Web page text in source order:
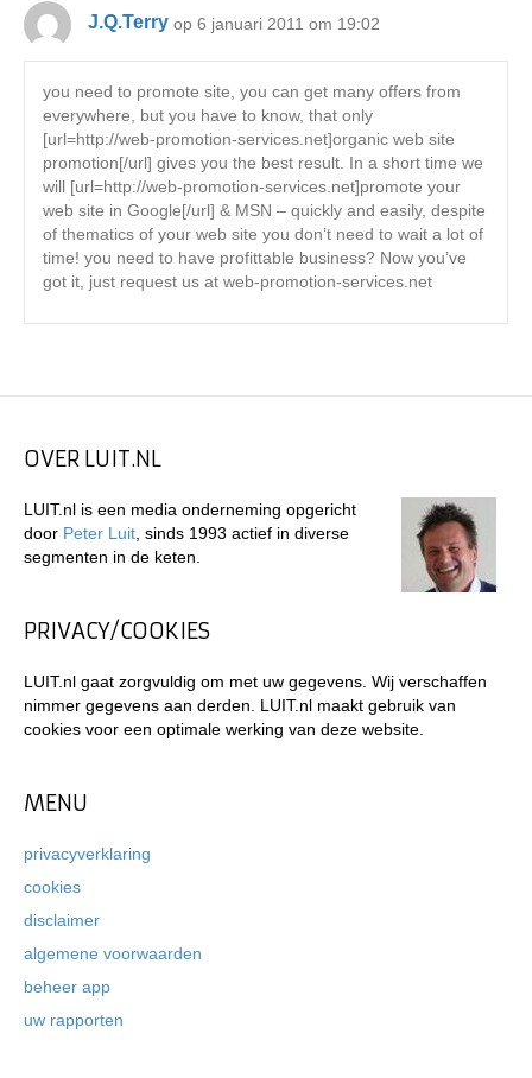
J.Q.Terry op 6 januari 2011 om 19:02
you need to promote site, you can get many offers from
everywhere, but you have to know, that only
[url=http://web-promotion-services.net]organic web site
promotion[/url] gives you the best result. In a short time we
will [url=http://web-promotion-services.net]promote your
web site in Google[/url] & MSN – quickly and easily, despite
of thematics of your web site you don’t need to wait a lot of
time! you need to have profittable business? Now you’ve
got it, just request us at web-promotion-services.net
OVER LUIT.NL
LUIT.nl is een media onderneming opgericht
door Peter Luit , sinds 1993 actief in diverse
segmenten in de keten.
PRIVACY/COOKIES
LUIT.nl gaat zorgvuldig om met uw gegevens. Wij verschaffen
nimmer gegevens aan derden. LUIT.nl maakt gebruik van
cookies voor een optimale werking van deze website.
MENU
privacyverklaring
cookies
disclaimer
algemene voorwaarden
beheer app
uw rapporten